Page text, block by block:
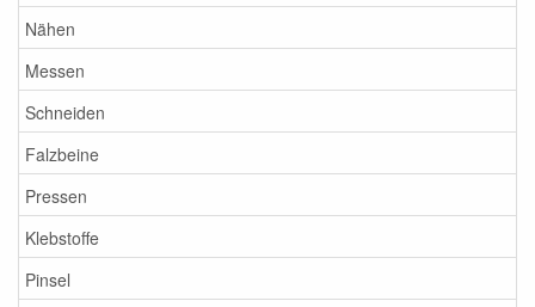
Nähen
Messen
Schneiden
Falzbeine
Pressen
Klebstoffe
Pinsel